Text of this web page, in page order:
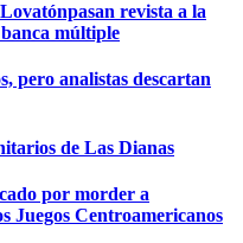
revista a la
múltiple
pero analistas descartan
de Las Dianas
por morder a
Juegos Centroamericanos